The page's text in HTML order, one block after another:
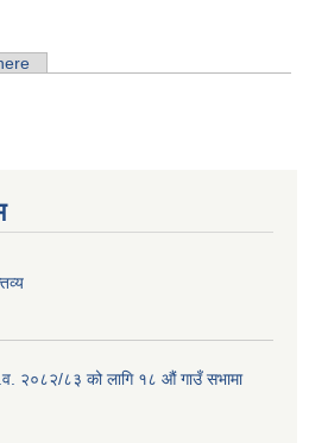
२०८२/८३ को लागि १८ औं गाउँ सभामा